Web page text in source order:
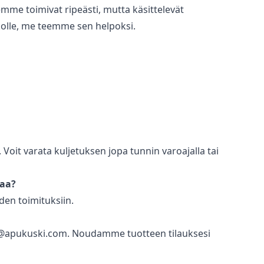
toimivat ripeästi, mutta käsittelevät
me teemme sen helpoksi.
varata kuljetuksen jopa tunnin varoajalla tai
toimituksiin.
Noudamme tuotteen tilauksesi